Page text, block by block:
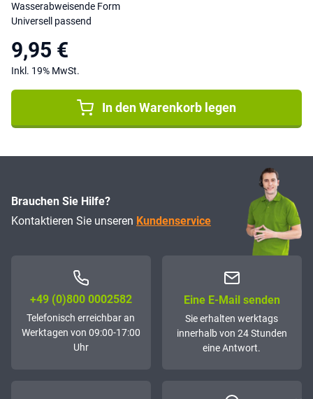
Wasserabweisende Form
Universell passend
9,95 €
Inkl. 19% MwSt.
In den Warenkorb legen
Brauchen Sie Hilfe?
Kontaktieren Sie unseren Kundenservice
+49 (0)800 0002582
Telefonisch erreichbar an
Werktagen von 09:00-17:00
Uhr
Eine E-Mail senden
Sie erhalten werktags
innerhalb von 24 Stunden
eine Antwort.